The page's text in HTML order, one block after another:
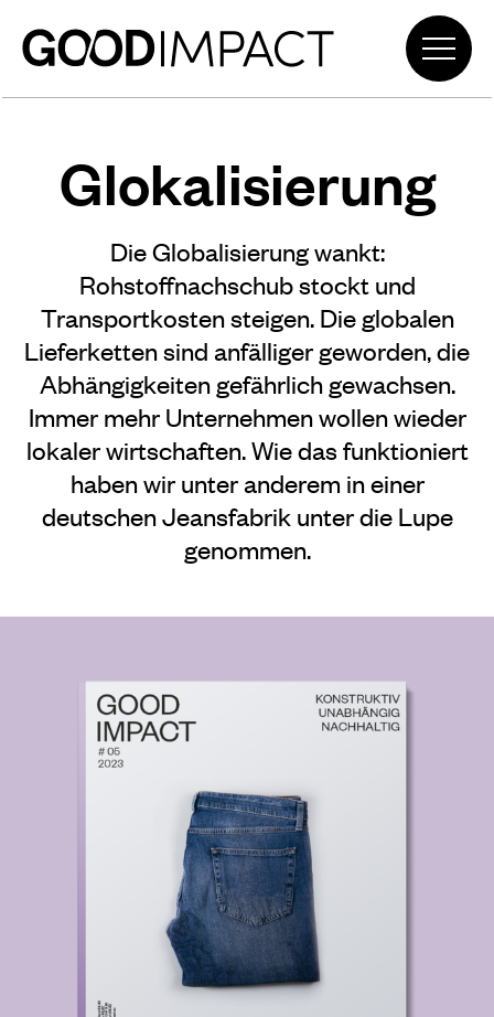
Glokalisierung
Die Globalisierung wankt:
Rohstoffnachschub stockt und
Transportkosten steigen. Die globalen
Lieferketten sind anfälliger geworden, die
Abhängigkeiten gefährlich gewachsen.
Immer mehr Unternehmen wollen wieder
lokaler wirtschaften. Wie das funktioniert
haben wir unter anderem in einer
deutschen Jeansfabrik unter die Lupe
genommen.